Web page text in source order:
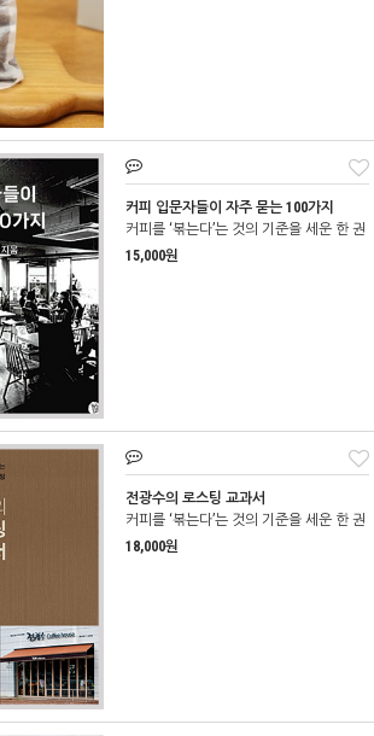
커피 입문자들이 자주 묻는 100가지
커피를 ‘볶는다’는 것의 기준을 세운 한 권
15,000원
전광수의 로스팅 교과서
커피를 ‘볶는다’는 것의 기준을 세운 한 권
18,000원